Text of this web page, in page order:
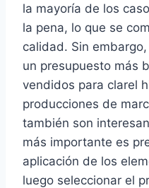
la mayoría de los
la pena, lo que se
calidad. Sin
un presupuesto más
vendidos para clarel
producciones de
también son
más importante es
aplicación de los
luego seleccionar el